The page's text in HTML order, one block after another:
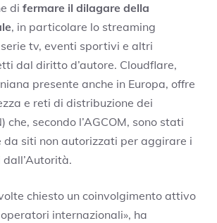
di fermare il dilagare della
, in particolare lo streaming
tv, eventi sportivi e altri
dal diritto d’autore. Cloudflare,
presente anche in Europa, offre
e reti di distribuzione dei
che, secondo l’AGCOM, sono stati
da siti non autorizzati per aggirare i
chiesto un coinvolgimento attivo
internazionali», ha